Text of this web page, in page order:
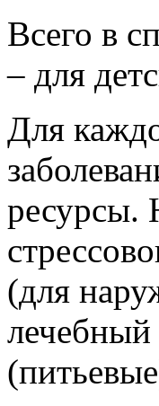
Всего в
– для
Для
ресурсы.
(для